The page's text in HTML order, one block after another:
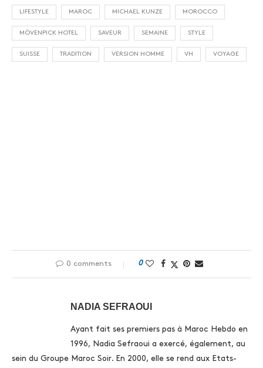
LIFESTYLE MAROC MICHAEL KUNZE MOROCCO
MÖVENPICK HOTEL SAVEUR SEMAINE STYLE
SUISSE TRADITION VERSION HOMME VH VOYAGE
0 comments 0
NADIA SEFRAOUI
Ayant fait ses premiers pas à Maroc Hebdo en
1996, Nadia Sefraoui a exercé, également, au
sein du Groupe Maroc Soir. En 2000, elle se rend aux Etats-